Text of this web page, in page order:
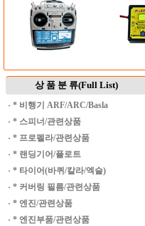
상 품 분 류(Full List)
· * 비행기 ARF/ARC/Basla
· * 스피너/관련상품
· * 프로펠라/관련상품
· * 랜딩기어/플로트
· * 타이어(바퀴/칼라/엑슬)
· * 커버링 필름/관련상품
· * 엔진/관련상품
· * 엔진부품/관련상품